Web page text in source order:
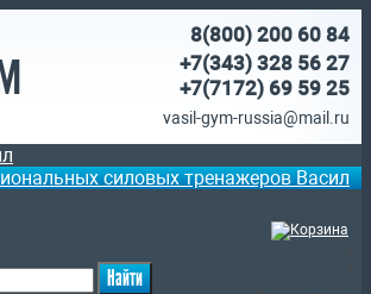
8(800) 200 60 84
+7(343) 328 56 27
+7(7172) 69 59 25
vasil-gym-russia@mail.ru
силовых тренажеров Васил